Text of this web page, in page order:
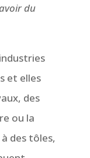
du
et elles
des
ou la
des tôles,